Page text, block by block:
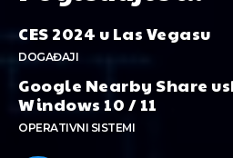
CES 2024 u Las Vegasu
DOGAĐAJI
Google Nearby Share
Windows 10 / 11
OPERATIVNI SISTEMI